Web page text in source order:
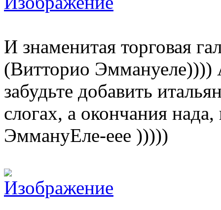
И знаменитая торговая
(Витторио Эммануеле))))
забудьте добавить
слогах, а окончания
ЭммануЕле-еее )))))